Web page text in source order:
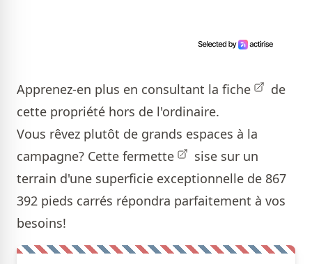
Apprenez-en plus en consultant la fiche
de
cette propriété hors de l'ordinaire.
Vous rêvez plutôt de grands espaces à la
campagne? Cette fermette
sise sur un
terrain d'une superficie exceptionnelle de 867
392 pieds carrés répondra parfaitement à vos
besoins!